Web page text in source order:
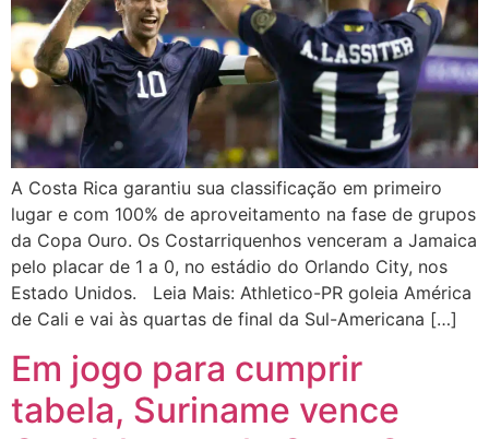
A Costa Rica garantiu sua classificação em primeiro
lugar e com 100% de aproveitamento na fase de grupos
da Copa Ouro. Os Costarriquenhos venceram a Jamaica
pelo placar de 1 a 0, no estádio do Orlando City, nos
Estado Unidos. Leia Mais: Athletico-PR goleia América
de Cali e vai às quartas de final da Sul-Americana […]
Em jogo para cumprir
tabela, Suriname vence